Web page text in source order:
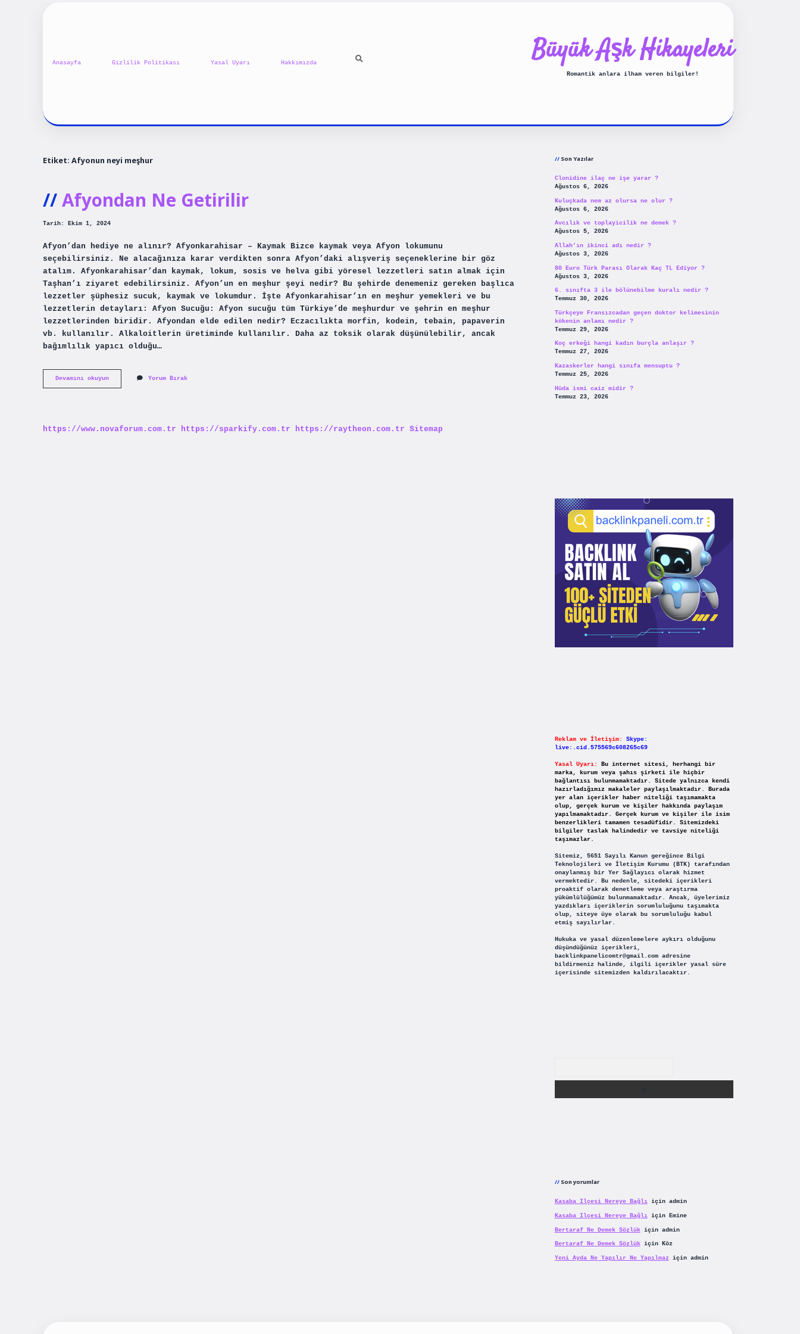
Anasayfa Gizlilik Politikası Yasal Uyarı Hakkımızda Büyük Aşk Hikayeleri
Romantik anlara ilham veren bilgiler!
Etiket: Afyonun neyi meşhur
Afyondan Ne Getirilir
Tarih: Ekim 1, 2024
Afyon’dan hediye ne alınır? Afyonkarahisar – Kaymak Bizce kaymak veya Afyon lokumunu
seçebilirsiniz. Ne alacağınıza karar verdikten sonra Afyon’daki alışveriş seçeneklerine bir göz
atalım. Afyonkarahisar’dan kaymak, lokum, sosis ve helva gibi yöresel lezzetleri satın almak için
Taşhan’ı ziyaret edebilirsiniz. Afyon’un en meşhur şeyi nedir? Bu şehirde denemeniz gereken başlıca
lezzetler şüphesiz sucuk, kaymak ve lokumdur. İşte Afyonkarahisar’ın en meşhur yemekleri ve bu
lezzetlerin detayları: Afyon Sucuğu: Afyon sucuğu tüm Türkiye’de meşhurdur ve şehrin en meşhur
lezzetlerinden biridir. Afyondan elde edilen nedir? Eczacılıkta morfin, kodein, tebain, papaverin
vb. kullanılır. Alkaloitlerin üretiminde kullanılır. Daha az toksik olarak düşünülebilir, ancak
bağımlılık yapıcı olduğu…
Devamını okuyunAfyondan
Ne
Yorum Bırak
https://www.novaforum.com.tr https://sparkify.com.tr https://raytheon.com.tr Sitemap
Son Yazılar
Clonidine ilaç ne işe yarar ?
Ağustos 6, 2026
Kuluçkada nem az olursa ne olur ?
Ağustos 6, 2026
Avcılık ve toplayicilik ne demek ?
Ağustos 5, 2026
Allah’ın ikinci adı nedir ?
Ağustos 3, 2026
80 Euro Türk Parası Olarak Kaç TL Ediyor ?
Ağustos 3, 2026
6. sınıfta 3 ile bölünebilme kuralı nedir ?
Temmuz 30, 2026
Türkçeye Fransızcadan geçen doktor kelimesinin
kökenin anlamı nedir ?
Temmuz 29, 2026
Koç erkeği hangi kadın burçla anlaşır ?
Temmuz 27, 2026
Kazaskerler hangi sınıfa mensuptu ?
Temmuz 25, 2026
Hüda ismi caiz midir ?
Temmuz 23, 2026
Reklam ve İletişim:
Skype:
live:.cid.575569c608265c69
Yasal Uyarı:
Bu internet sitesi, herhangi bir
marka, kurum veya şahıs şirketi ile hiçbir
bağlantısı bulunmamaktadır. Sitede yalnızca kendi
hazırladığımız makaleler paylaşılmaktadır. Burada
yer alan içerikler haber niteliği taşımamakta
olup, gerçek kurum ve kişiler hakkında paylaşım
yapılmamaktadır. Gerçek kurum ve kişiler ile isim
benzerlikleri tamamen tesadüfidir. Sitemizdeki
bilgiler taslak halindedir ve tavsiye niteliği
taşımazlar.
Sitemiz, 5651 Sayılı Kanun gereğince Bilgi
Teknolojileri ve İletişim Kurumu (BTK) tarafından
onaylanmış bir Yer Sağlayıcı olarak hizmet
vermektedir. Bu nedenle, sitedeki içerikleri
proaktif olarak denetleme veya araştırma
yükümlülüğümüz bulunmamaktadır. Ancak, üyelerimiz
yazdıkları içeriklerin sorumluluğunu taşımakta
olup, siteye üye olarak bu sorumluluğu kabul
etmiş sayılırlar.
Hukuka ve yasal düzenlemelere aykırı olduğunu
düşündüğünüz içerikleri,
backlinkpanelicomtr@gmail.comadresine
bildirmeniz halinde, ilgili içerikler yasal süre
içerisinde sitemizden kaldırılacaktır.
Son yorumlar
Kasaba Ilçesi Nereye Bağlıiçin admin
Kasaba Ilçesi Nereye Bağlıiçin Emine
Bertaraf Ne Demek Sözlükiçin admin
Bertaraf Ne Demek Sözlükiçin Köz
Yeni Ayda Ne Yapılır Ne Yapılmaziçin admin